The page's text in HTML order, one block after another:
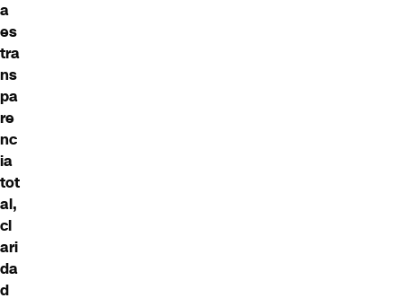
a
es
tra
ns
pa
re
nc
ia
tot
al,
cl
ari
da
d